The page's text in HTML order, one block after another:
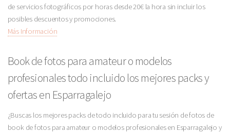
de servicios fotográficos por horas desde 20€ la hora sin incluir los
posibles descuentos y promociones.
Más Información
Book de fotos para amateur o modelos
profesionales todo incluido los mejores packs y
ofertas en Esparragalejo
¿Buscas los mejores packs de todo incluido para tu sesión de fotos de
book de fotos para amateur o modelos profesionales en Esparragalejo y